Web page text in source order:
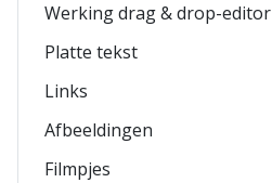
Werking drag & drop-editor
Platte tekst
Links
Afbeeldingen
Filmpjes